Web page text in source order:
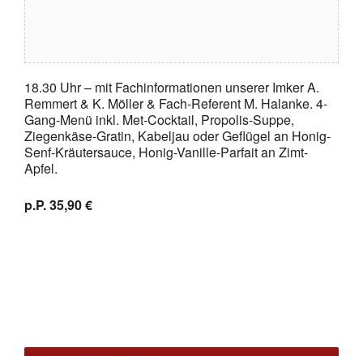
18.30 Uhr – mit Fachinformationen unserer Imker A.
Remmert & K. Möller & Fach-Referent M. Halanke. 4-
Gang-Menü inkl. Met-Cocktail, Propolis-Suppe,
Ziegenkäse-Gratin, Kabeljau oder Geflügel an Honig-
Senf-Kräutersauce, Honig-Vanille-Parfait an Zimt-
Apfel.
p.P. 35,90 €